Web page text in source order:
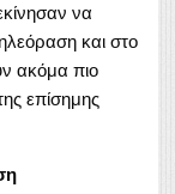
να
και στο
ακόμα πιο
επίσημης